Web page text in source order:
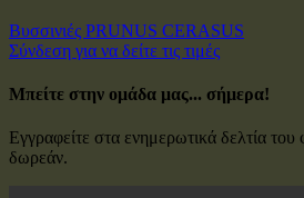
Βυσσινιές PRUNUS CERASUS
Σύνδεση για να δείτε τις τιμές
Μπείτε στην ομάδα μας... σήμερα!
Εγγραφείτε στα ενημερωτικά δελτία
δωρεάν.